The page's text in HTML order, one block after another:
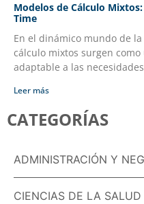
Modelos de Cálculo
Time
En el dinámico mundo de
cálculo mixtos surgen
adaptable a las
Leer más
CATEGORÍAS
ADMINISTRACIÓN Y
CIENCIAS DE LA SALUD